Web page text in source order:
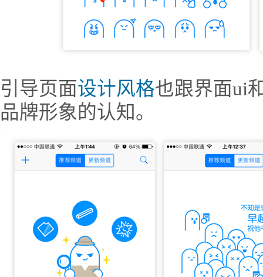
引导页面设计风格也跟界面ui
品牌形象的认知。